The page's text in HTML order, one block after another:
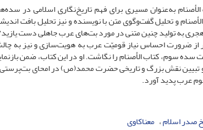
به‌ویژه در کتاب الأصنام به‌عنوان مسیری برای فهم تاریخ‌نگاری
و تحلیل گفت‌وگوی متن با نویسنده و نیز تحلیل بافت‌
به تولید چنین متنی در مورد بت‌های عرب جاهلی دست
از ضرورت احساس نیاز قومیّت عرب به هویت‌سازی و نیز به
سوم، کتاب الأصنام را نگاشت. او در این کتاب، ضمن
و تبیین نقش بزرگ و تاریخی حضرت محمد(ص) در امحای بت‌پرستی
عرب پدید آورد.
صدر اسلام معناکاوی